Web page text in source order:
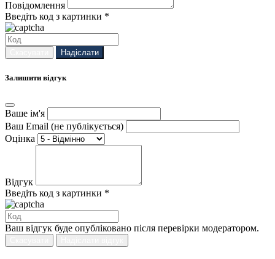
Повідомлення
Введіть код з картинки *
Надіслати
Залишити відгук
Ваше ім'я
Ваш Email (не публікується)
Оцінка
Відгук
Введіть код з картинки *
Ваш відгук буде опубліковано після перевірки модератором.